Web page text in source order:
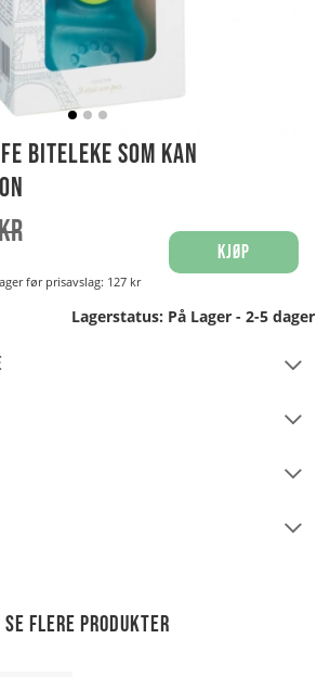
Biteleke som kan
før prisavslag: 127 kr
Kjøp
Lagerstatus: På Lager - 2-5 dager
Se flere produkter